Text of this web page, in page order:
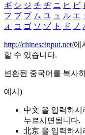
ギ シ ジ チ ヂ ニ ヒ ビ
フ ブ プ ム ユ ュ ル エ
ォ コ ゴ ソ ゾ ト ド ノ
http://chineseinput.net/에
할 수 있습니다.
변환된 중국어를 복사
예시)
中文 을 입력하시
누르시면됩니다.
北京 을 입력하시